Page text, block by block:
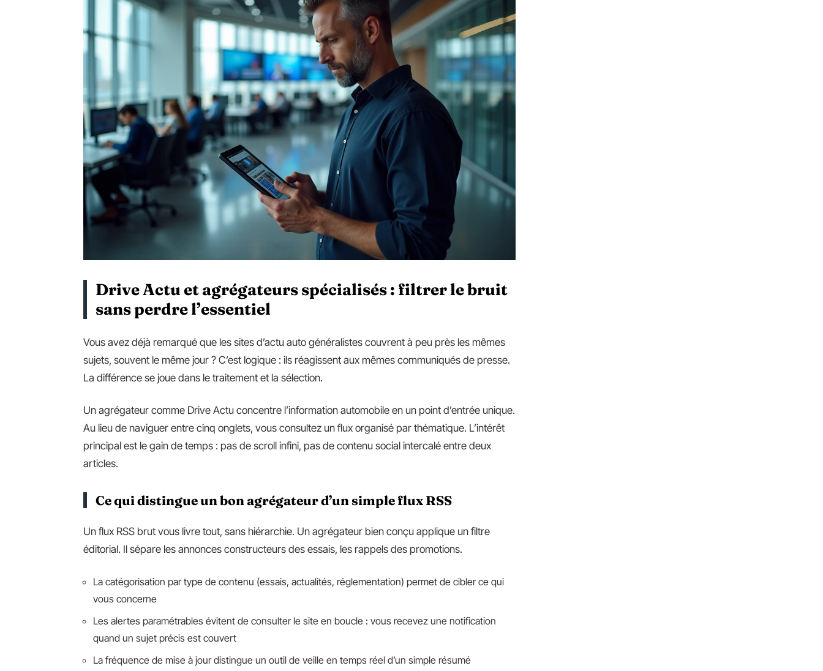
Drive Actu et agrégateurs spécialisés : filtrer le bruit
sans perdre l’essentiel
Vous avez déjà remarqué que les sites d’actu auto généralistes couvrent à peu près les mêmes
sujets, souvent le même jour ? C’est logique : ils réagissent aux mêmes communiqués de presse.
La différence se joue dans le traitement et la sélection.
Un agrégateur comme Drive Actu concentre l’information automobile en un point d’entrée unique.
Au lieu de naviguer entre cinq onglets, vous consultez un flux organisé par thématique. L’intérêt
principal est le gain de temps : pas de scroll infini, pas de contenu social intercalé entre deux
articles.
Ce qui distingue un bon agrégateur d’un simple flux RSS
Un flux RSS brut vous livre tout, sans hiérarchie. Un agrégateur bien conçu applique un filtre
éditorial. Il sépare les annonces constructeurs des essais, les rappels des promotions.
La catégorisation par type de contenu (essais, actualités, réglementation) permet de cibler ce qui
vous concerne
Les alertes paramétrables évitent de consulter le site en boucle : vous recevez une notification
quand un sujet précis est couvert
La fréquence de mise à jour distingue un outil de veille en temps réel d’un simple résumé